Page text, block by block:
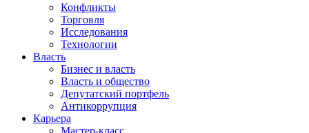
Конфликты
Торговля
Исследования
Технологии
Власть
Бизнес и власть
Власть и общество
Депутатский портфель
Антикоррупция
Карьера
Мастер-класс